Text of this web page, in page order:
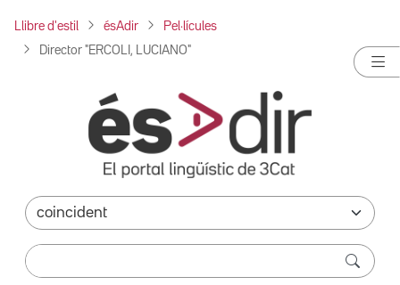
Llibre d'estil ésAdir Pel·lícules
Director "ERCOLI, LUCIANO"